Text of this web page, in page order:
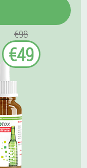
€98
€49